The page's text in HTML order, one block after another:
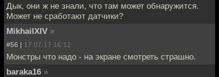
Дык, они ж не знали, что там может обнаружится.
Может не сработают датчики?
MikhailXIV »
#56 | 17.07.17 16:12
Монстры что надо - на экране смотреть страшно.
baraka16 »